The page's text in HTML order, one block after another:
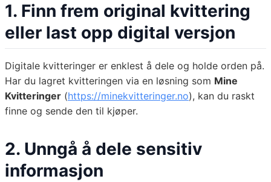
1. Finn frem original kvittering
eller last opp digital versjon
Digitale kvitteringer er enklest å dele og holde orden på.
Har du lagret kvitteringen via en løsning som Mine
Kvitteringer (https://minekvitteringer.no), kan du raskt
finne og sende den til kjøper.
2. Unngå å dele sensitiv
informasjon